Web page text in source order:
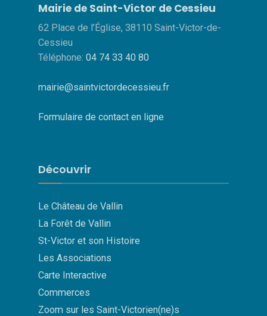
Mairie de Saint-Victor de Cessieu
62 Place de l’Église, 38110 Saint-Victor-de-
Cessieu
Téléphone: 04 74 33 40 80
mairie@saintvictordecessieu.fr
Formulaire de contact en ligne
Découvrir
Le Château de Vallin
La Forêt de Vallin
St-Victor et son Histoire
Les Associations
Carte Interactive
Commerces
Zoom sur les Saint-Victorien(ne)s